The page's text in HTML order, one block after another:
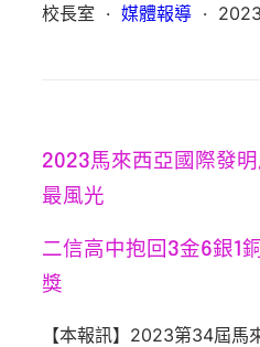
校長室 · 媒體報導 ·
2023馬來西亞國際發
最風光
二信高中抱回 3金6銀1 銅
獎
【本報訊】2023第34屆馬